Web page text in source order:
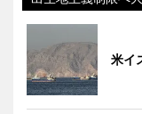
米イ